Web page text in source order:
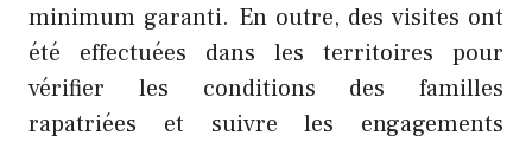
minimum garanti. En outre, des visites ont
été effectuées dans les territoires pour
vérifier les conditions des familles
rapatriées et suivre les engagements